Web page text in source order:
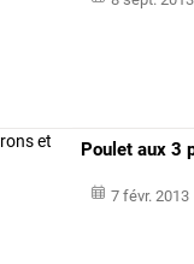
Poulet aux 3
7 févr. 2013